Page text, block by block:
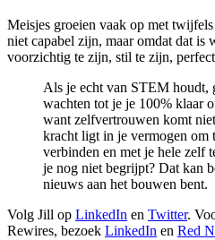
Meisjes groeien vaak op met
niet capabel zijn, maar omdat dat is
voorzichtig te zijn, stil te zijn,
Als je echt van STEM houdt,
wachten tot je je 100% klaar
want zelfvertrouwen komt
kracht ligt in je vermogen om
verbinden en met je hele zelf
je nog niet begrijpt? Dat kan
nieuws aan het bouwen bent.
Volg Jill op LinkedIn en Twitter.
Rewires, bezoek LinkedIn en Red